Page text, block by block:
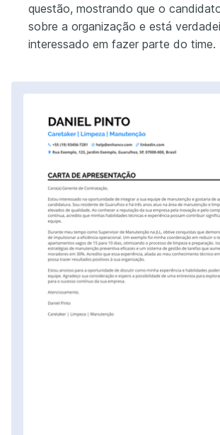
questão, mostrando que o
sobre a organização e está
interessado em fazer parte do time.